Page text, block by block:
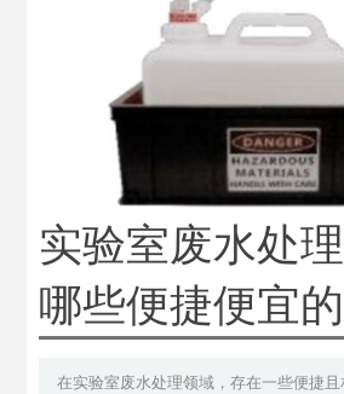
实验室废水处
哪些便捷便宜
在实验室废水处理领域，存在一些便捷